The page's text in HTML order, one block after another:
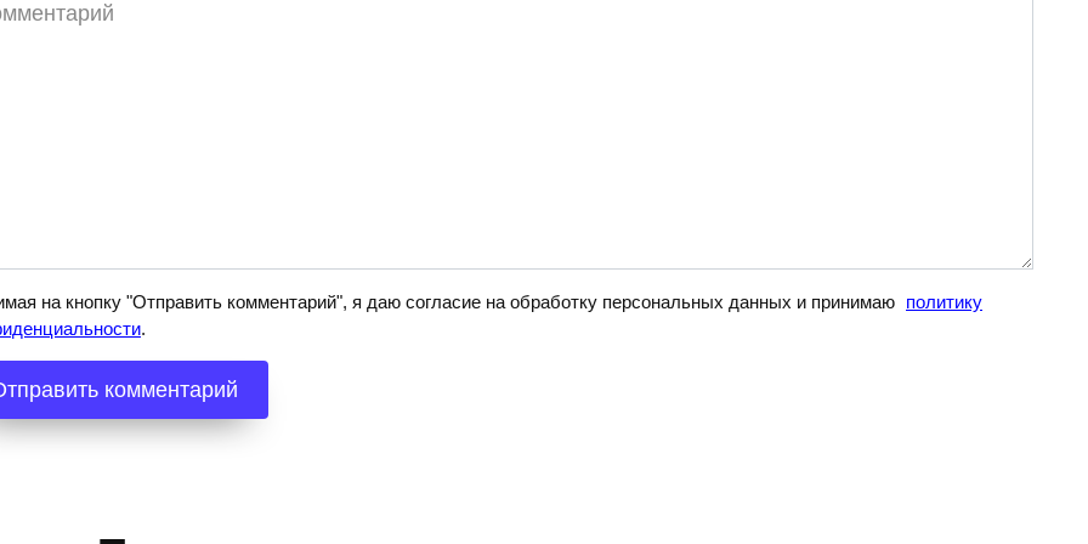
на кнопку "Отправить комментарий", я даю согласие на обработку персональных данных и принимаю политику
.